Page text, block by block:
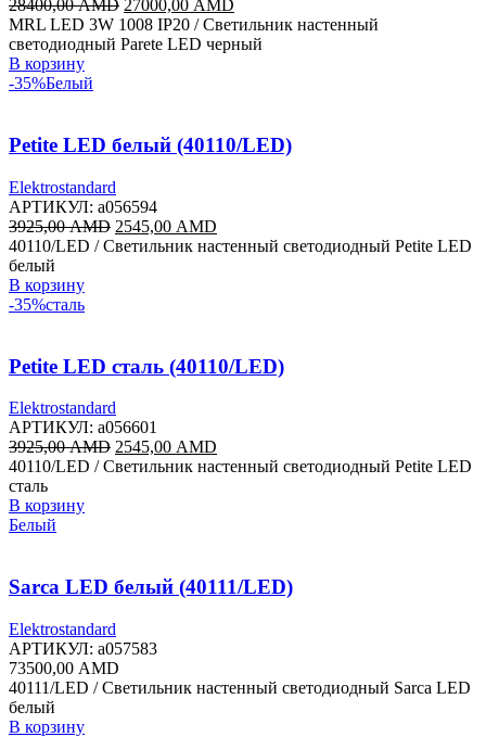
28400,00AMD Первоначальная
цена
составляла
27000,00 AMD
цена:
27000,00 AMD.
MRL LED 3W 1008 IP20 / Светильник настенный
светодиодный Parete LED черный
В корзину
-35%Белый
Petite LED белый (40110/LED)
Elektrostandard
АРТИКУЛ: a056594
3925,00AMD Первоначальная
цена
2545,00 AMD
цена:
40110/LED / Светильник настенный светодиодный Petite LED
белый
В корзину
-35%сталь
Petite LED сталь (40110/LED)
Elektrostandard
АРТИКУЛ: a056601
3925,00AMD Первоначальная
цена
2545,00 AMD
цена:
40110/LED / Светильник настенный светодиодный Petite LED
сталь
В корзину
Белый
Sarca LED белый (40111/LED)
Elektrostandard
АРТИКУЛ: a057583
73500,00 AMD
40111/LED / Светильник настенный светодиодный Sarca LED
белый
В корзину